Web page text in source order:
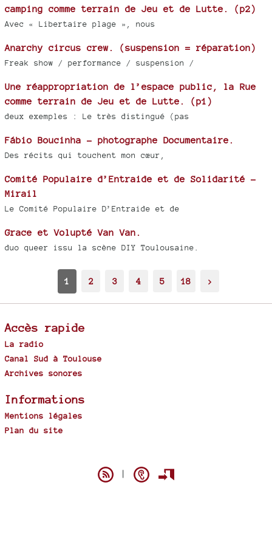
camping comme terrain de Jeu et de Lutte. (p2)
Avec « Libertaire plage », nous
Anarchy circus crew. (suspension = réparation)
Freak show / performance / suspension /
Une réappropriation de l’espace public, la Rue
comme terrain de Jeu et de Lutte. (p1)
deux exemples : Le très distingué (pas
Fábio Boucinha - photographe Documentaire.
Des récits qui touchent mon cœur,
Comité Populaire d’Entraide et de Solidarité -
Mirail
Le Comité Populaire D’Entraide et de
Grace et Volupté Van Van.
duo queer issu la scène DIY Toulousaine.
1 2 3 4 5 18 >
Accès rapide
La radio
Canal Sud à Toulouse
Archives sonores
Informations
Mentions légales
Plan du site
|